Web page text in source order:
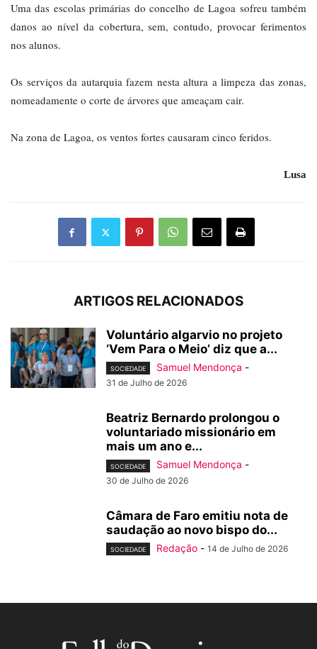
Uma das escolas primárias do concelho de Lagoa sofreu também
danos ao nível da cobertura, sem, contudo, provocar ferimentos
nos alunos.
Os serviços da autarquia fazem nesta altura a limpeza das zonas,
nomeadamente o corte de árvores que ameaçam cair.
Na zona de Lagoa, os ventos fortes causaram cinco feridos.
Lusa
ARTIGOS RELACIONADOS
Voluntário algarvio no projeto
‘Vem Para o Meio’ diz que a...
SOCIEDADE Samuel Mendonça -
31 de Julho de 2026
Beatriz Bernardo prolongou o
voluntariado missionário em
mais um ano e...
SOCIEDADE Samuel Mendonça -
30 de Julho de 2026
Câmara de Faro emitiu nota de
saudação ao novo bispo do...
SOCIEDADE Redação - 14 de Julho de 2026